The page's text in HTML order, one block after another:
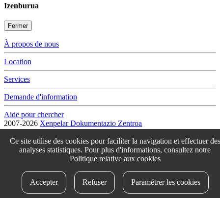
Izenburua
Fermer
À propos de nous
Location
Services
Demande d'information
Aide pour chercher
2007-2026 Xenpelar Dokumentazio Zentroa
T. (+34) 943 69 42 77 / F. (+34) 943 69 30 41 / xenpelar [a bildua]
bertsozale.eus /Lege oharra/Pribatutasun politika/Cookie politika
Babesle eta laguntzaileak/Changer les paramétres des cookies
idokum
Ce site utilise des cookies pour faciliter la navigation et effectuer des
analyses statistiques. Pour plus d'informations, consultez notre
Politique relative aux cookies
Accepter Refuser Paramétrer les cookies